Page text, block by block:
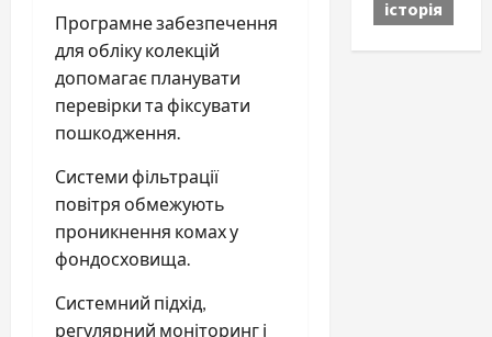
Програмне забезпечення
для обліку колекцій
допомагає планувати
перевірки та фіксувати
пошкодження.
Системи фільтрації
повітря обмежують
проникнення комах у
фондосховища.
Системний підхід,
регулярний моніторинг і
історія